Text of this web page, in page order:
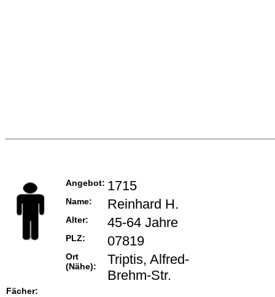
Angebot: 1715
Name: Reinhard H.
Alter: 45-64 Jahre
PLZ: 07819
Ort
(Nähe):
Triptis, Alfred-
Brehm-Str.
Fächer: